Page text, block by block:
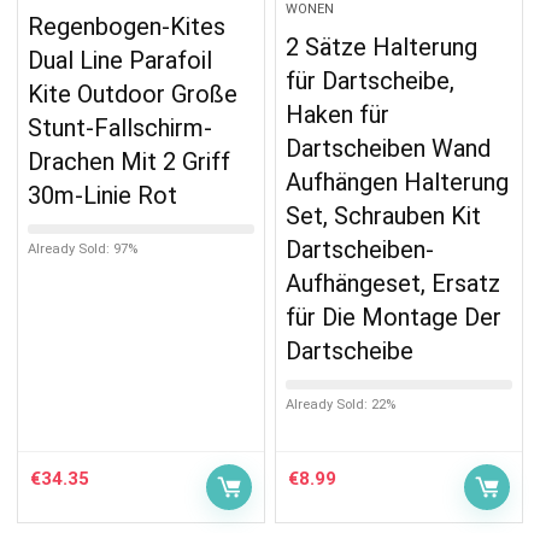
Regenbogen-Kites
Dual Line Parafoil
Kite Outdoor Große
Stunt-Fallschirm-
Drachen Mit 2 Griff
30m-Linie Rot
Already Sold: 97%
€34.35
WONEN
2 Sätze Halterung
für Dartscheibe,
Haken für
Dartscheiben Wand
Aufhängen Halterung
Set, Schrauben Kit
Dartscheiben-
Aufhängeset, Ersatz
für Die Montage Der
Dartscheibe
Already Sold: 22%
€8.99